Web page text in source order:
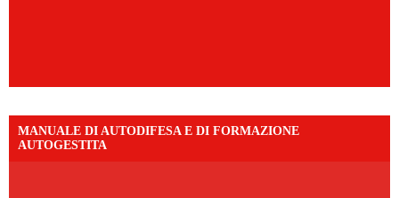
MANUALE DI AUTODIFESA E DI FORMAZIONE
AUTOGESTITA